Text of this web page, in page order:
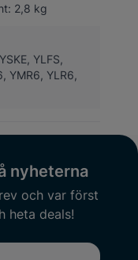
2,8 kg
YLFS,
YMR6, YLR6,
nyheterna
och var först
heta deals!